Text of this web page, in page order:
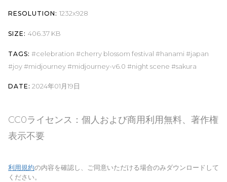
RESOLUTION: 1232x928
SIZE: 406.37 KB
TAGS: celebration cherry blossom festival hanami
japan
joy
midjourney midjourney-v6.0 night scene sakura
DATE: 2024年01月19日
CC0ライセンス：個人および商用利用無料、著作権
表示不要
利用規約の内容を確認し、ご同意いただける場合のみダウンロードして
ください。